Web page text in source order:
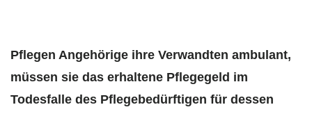
Pflegen Angehörige ihre Verwandten ambulant,
müssen sie das erhaltene Pflegegeld im
Todesfalle des Pflegebedürftigen für dessen